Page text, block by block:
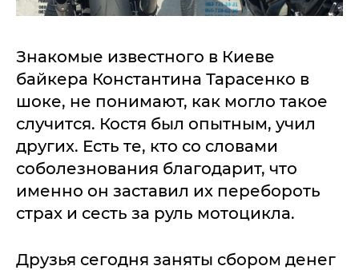
Знакомые известного в Киеве
байкера Константина Тарасенко в
шоке, не понимают, как могло такое
случится. Костя был опытным, учил
других. Есть те, кто со словами
соболезнования благодарит, что
именно он заставил их перебороть
страх и сесть за руль мотоцикла.
Друзья сегодня заняты сбором денег